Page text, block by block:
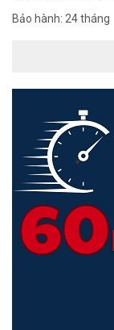
Dễ Dàng Cài Đặt Và
Bảo hành: 24 tháng